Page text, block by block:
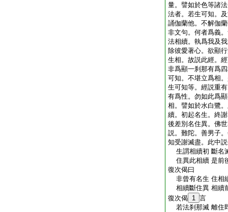
量。譬如於色等諸
法者。若生可知。
誦伽蘭他。不解伽
非文句。何者爲義
法相續。執爲我及
除彼愛著心。欲顯
生相。故説此經。
非爲顯一刹那有爲
可知。不堪立爲相
生可知等。經説重
有爲性。勿如此爲
相。譬如於水白鷺
續。初起名生。終
後差別名住異。佛
説。難陀。善男子
知受謝滅盡。此中
生謂相續初 斷名
住異此相續 是前
復次偈曰
非曾有名生 住相
相續斷住異 相續
復次偈 1 言
若法刹那滅 離住